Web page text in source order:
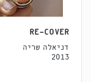
RE-COVER
דניאלה שריה
2013